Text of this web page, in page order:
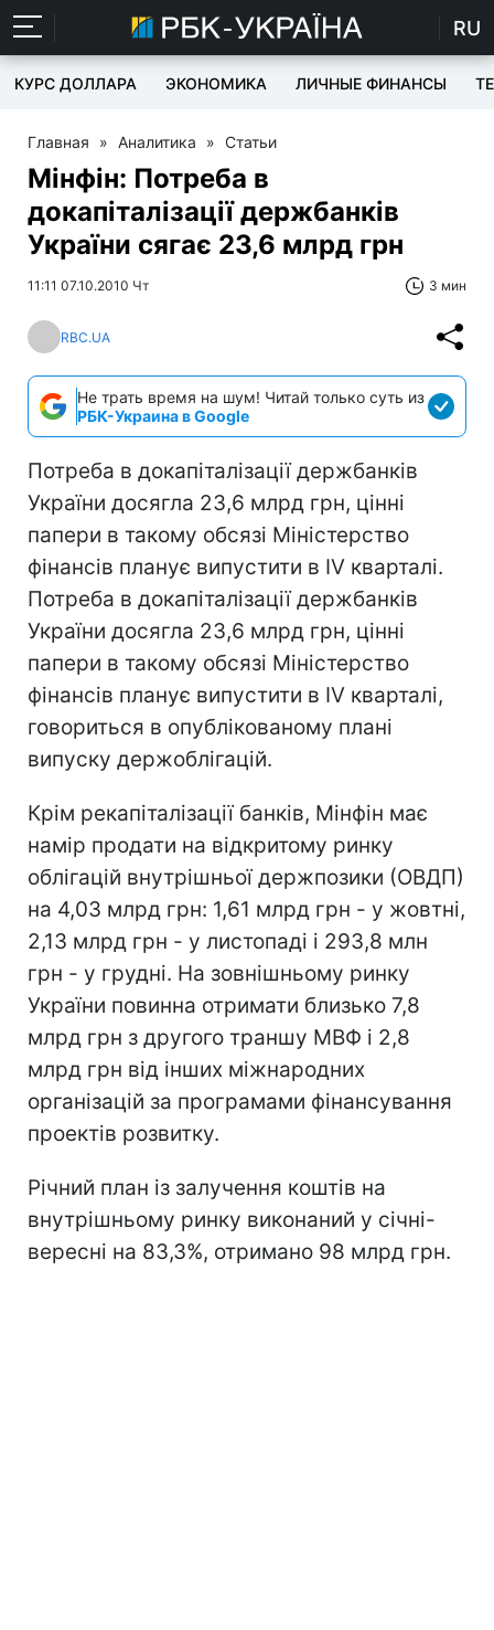
RU
КУРС ДОЛЛАРА ЭКОНОМИКА ЛИЧНЫЕ ФИНАНСЫ
Главная » Аналитика » Статьи
Мінфін: Потреба в
докапіталізації держбанків
України сягає 23,6 млрд грн
11:11 07.10.2010 Чт 3 мин
RBC.UA
Не трать время на шум! Читай только суть из
РБК-Украина в Google
Потреба в докапіталізації держбанків
України досягла 23,6 млрд грн, цінні
папери в такому обсязі Міністерство
фінансів планує випустити в IV кварталі.
Потреба в докапіталізації держбанків
України досягла 23,6 млрд грн, цінні
папери в такому обсязі Міністерство
фінансів планує випустити в IV кварталі,
говориться в опублікованому плані
випуску держоблігацій.
Крім рекапіталізації банків, Мінфін має
намір продати на відкритому ринку
облігацій внутрішньої держпозики (ОВДП)
на 4,03 млрд грн: 1,61 млрд грн - у жовтні,
2,13 млрд грн - у листопаді і 293,8 млн
грн - у грудні. На зовнішньому ринку
України повинна отримати близько 7,8
млрд грн з другого траншу МВФ і 2,8
млрд грн від інших міжнародних
організацій за програмами фінансування
проектів розвитку.
Річний план із залучення коштів на
внутрішньому ринку виконаний у січні-
вересні на 83,3%, отримано 98 млрд грн.